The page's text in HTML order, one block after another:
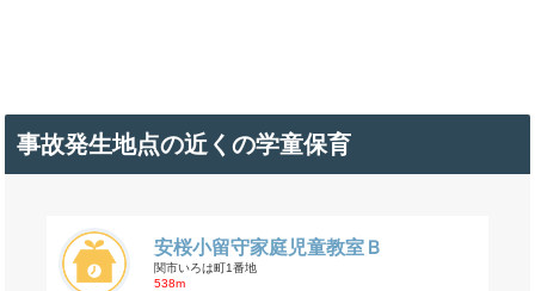
事故発生地点の近くの学童保育
安桜小留守家庭児童教室Ｂ
関市いろは町1番地
538m